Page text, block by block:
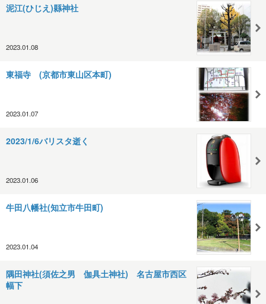
泥江(ひじえ)縣神社
2023.01.08
東福寺 (京都市東山区本町)
2023.01.07
2023/1/6バリスタ逝く
2023.01.06
牛田八幡社(知立市牛田町)
2023.01.04
隅田神社(須佐之男 伽具土神社) 名古屋市西区
幅下